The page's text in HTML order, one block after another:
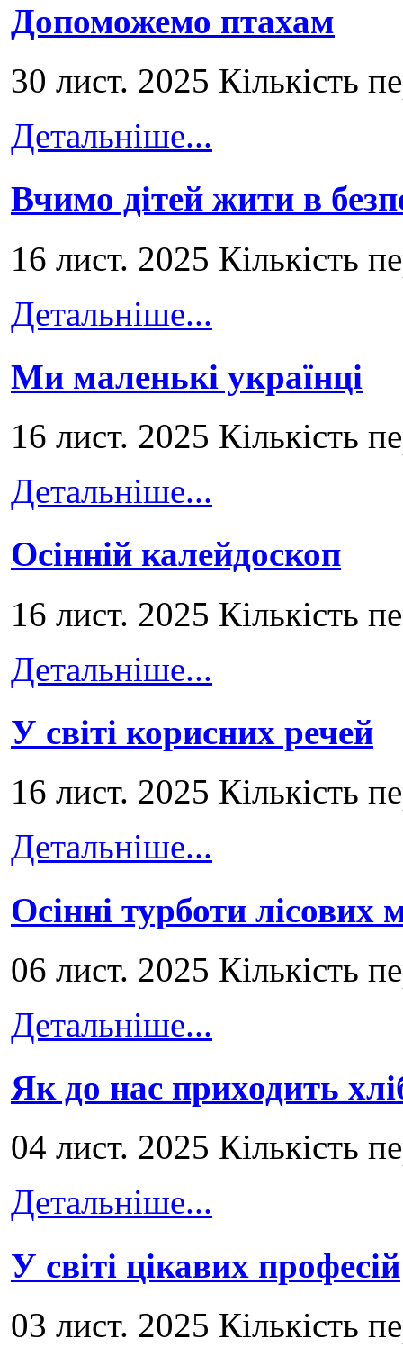
Допоможемо птахам
30 лист. 2025 Кількість
Детальніше...
Вчимо дітей жити в
16 лист. 2025 Кількість
Детальніше...
Ми маленькі українці
16 лист. 2025 Кількість
Детальніше...
Осінній калейдоскоп
16 лист. 2025 Кількість
Детальніше...
У світі корисних речей
16 лист. 2025 Кількість
Детальніше...
Осінні турботи лісових
06 лист. 2025 Кількість
Детальніше...
Як до нас приходить
04 лист. 2025 Кількість
Детальніше...
У світі цікавих професій
03 лист. 2025 Кількість